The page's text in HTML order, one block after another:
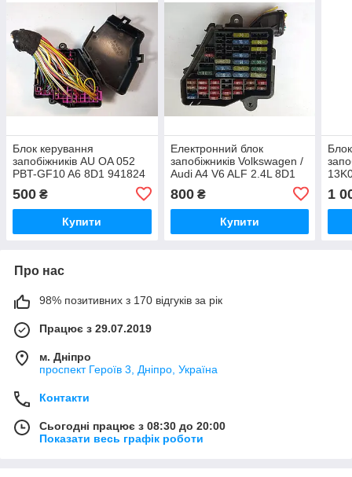
Блок керування
запобіжників AU OA 052
PBT-GF10 A6 8D1 941824
500 ₴
Купити
Електронний блок
запобіжників Volkswagen /
Audi A4 V6 ALF 2.4L 8D1
800₴
Купити
1
Про нас
98% позитивних з 170 відгуків за рік
Працює з 29.07.2019
м. Дніпро
проспект Героїв 3, Дніпро, Україна
Контакти
Сьогодні працює з 08:30 до 20:00
Показати весь графік роботи